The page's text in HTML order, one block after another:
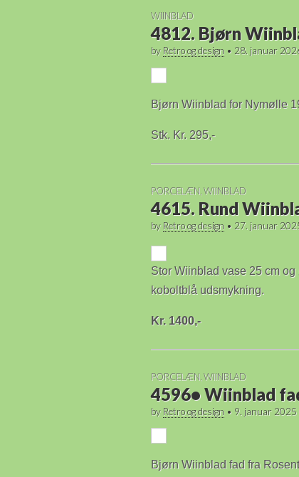
WIINBLAD
4812. Bjørn
byRetro og design • 28. januar
Bjørn Wiinblad for Nymølle
Stk. Kr. 295,-
PORCELÆN WIINBLAD
4615. Rund
byRetro og design • 27. januar
Stor Wiinblad vase 25 cm
koboltblå udsmykning.
Kr. 1400,-
PORCELÆN WIINBLAD
4596• Wiinblad
byRetro og design • 9. januar 2025
Bjørn Wiinblad fad fra